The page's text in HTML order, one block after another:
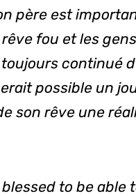
père est
fou et les
continué
possible un
son rêve une
to be able